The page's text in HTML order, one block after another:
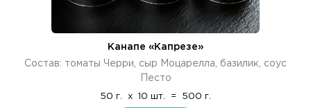
Канапе «Капрезе»
Состав: томаты Черри, сыр Моцарелла, базилик, соус
Песто
50 г. x 10 шт. = 500 г.